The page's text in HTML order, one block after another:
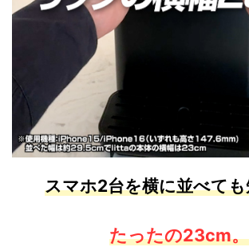
スマホ2台を横に並べて
たったの23cm。